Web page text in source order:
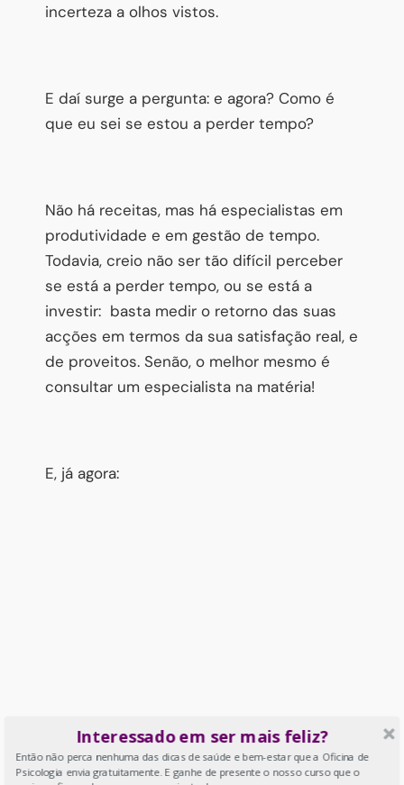
incerteza a olhos vistos.
E daí surge a pergunta: e agora? Como é
que eu sei se estou a perder tempo?
Não há receitas, mas há especialistas em
produtividade e em gestão de tempo.
Todavia, creio não ser tão difícil perceber
se está a perder tempo, ou se está a
investir: basta medir o retorno das suas
acções em termos da sua satisfação real, e
de proveitos. Senão, o melhor mesmo é
consultar um especialista na matéria!
E, já agora:
Interessado em ser mais feliz?
Então não perca nenhuma das dicas de saúde e bem-estar que a Oficina de
Psicologia envia gratuitamente. E ganhe de presente o nosso curso que o